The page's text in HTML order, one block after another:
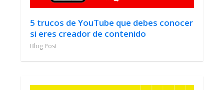
5 trucos de YouTube que debes conocer
si eres creador de contenido
Blog Post